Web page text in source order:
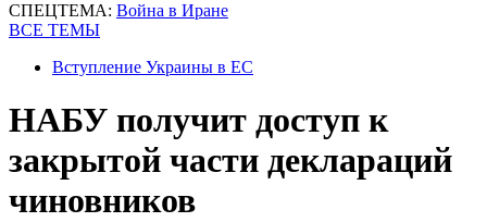
СПЕЦТЕМА: Война в Иране
ВСЕ ТЕМЫ
Вступление Украины в ЕС
НАБУ получит доступ к
закрытой части деклараций
чиновников